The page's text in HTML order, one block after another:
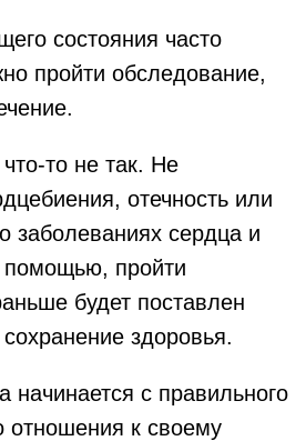
состояния часто
пройти обследование,
то не так. Не
отечность или
заболеваниях сердца и
помощью, пройти
будет поставлен
здоровья.
начинается с правильного
отношения к своему